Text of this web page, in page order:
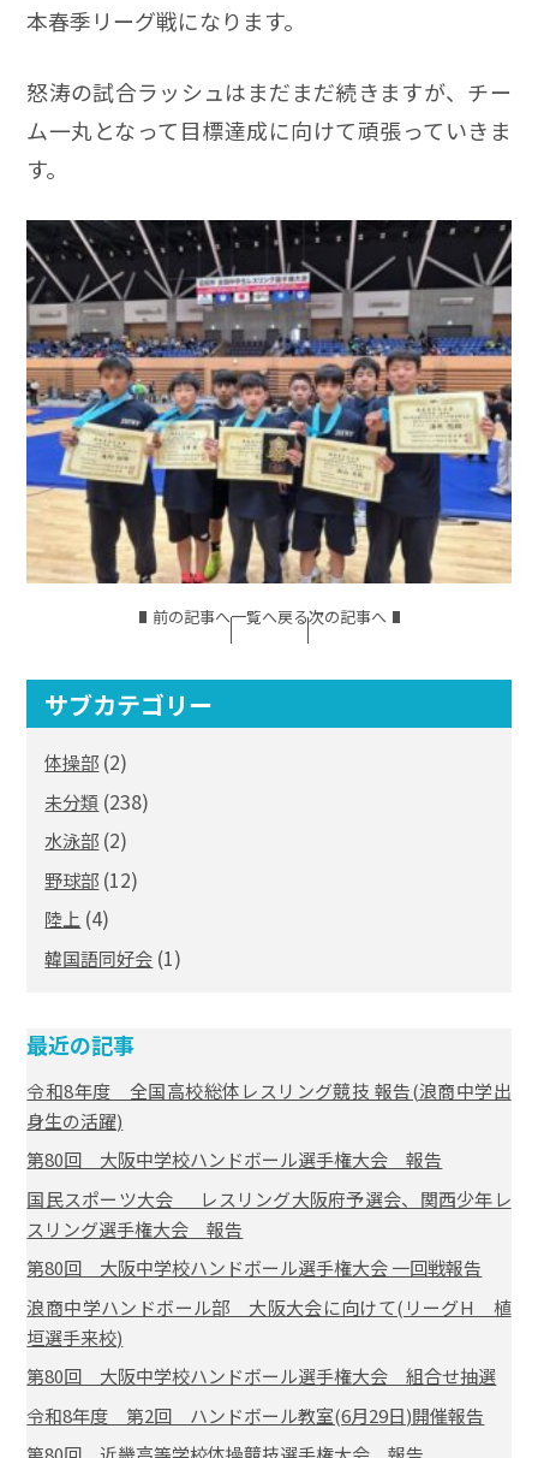
本春季リーグ戦になります。
怒涛の試合ラッシュはまだまだ続きますが、チー
ム一丸となって目標達成に向けて頑張っていきま
す。
前の記事へ一覧へ戻る次の記事へ
サブカテゴリー
体操部 (2)
未分類 (238)
水泳部 (2)
野球部 (12)
陸上 (4)
韓国語同好会 (1)
最近の記事
令和8年度 全国高校総体レスリング競技 報告(浪商中学出
身生の活躍)
第80回 大阪中学校ハンドボール選手権大会 報告
国民スポーツ大会 レスリング大阪府予選会、関西少年レ
スリング選手権大会 報告
第80回 大阪中学校ハンドボール選手権大会 一回戦報告
浪商中学ハンドボール部 大阪大会に向けて(リーグH 植
垣選手来校)
第80回 大阪中学校ハンドボール選手権大会 組合せ抽選
令和8年度 第2回 ハンドボール教室(6月29日)開催報告